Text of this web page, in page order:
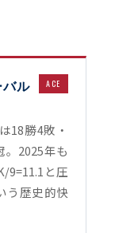
ル ACE
18勝4敗・
。2025年も
9=11.1と圧
う歴史的快